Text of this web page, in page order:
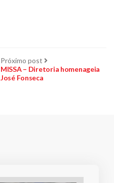
Próximo post Próximo
post:
MISSA – Diretoria homenageia
José Fonseca